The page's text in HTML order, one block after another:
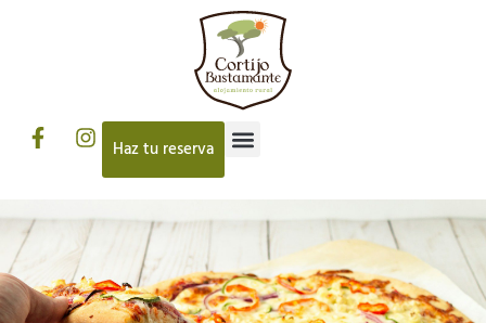
Haz tu reserva